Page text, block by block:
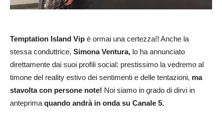
Temptation Island Vip è ormai una certezza!! Anche la
stessa conduttrice, Simona Ventura, lo ha annunciato
direttamente dai suoi profili social: prestissimo la vedremo al
timone del reality estivo dei sentimenti e delle tentazioni, ma
stavolta con persone note! Noi siamo in grado di dirvi in
anteprimaquando andrà in onda su Canale 5.